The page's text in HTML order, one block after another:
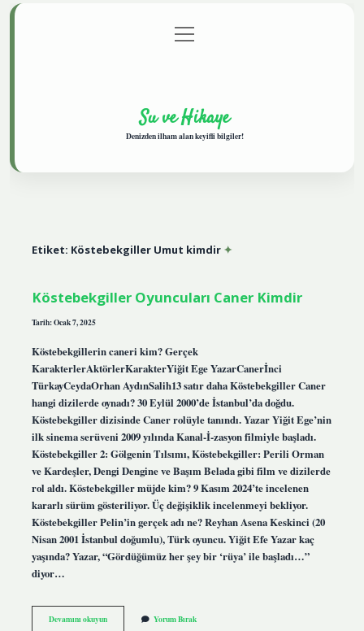
Gizlilik Politikası
menüyü
aç
Su ve Hikaye
Denizden ilham alan keyifli bilgiler!
Etiket: Köstebekgiller Umut kimdir
Köstebekgiller Oyuncuları Caner Kimdir
Tarih: Ocak 7, 2025
Köstebekgillerin caneri kim? Gerçek
KarakterlerAktörlerKarakterYiğit Ege YazarCanerİnci
TürkayCeydaOrhan AydınSalih13 satır daha Köstebekgiller Caner
hangi dizilerde oynadı? 30 Eylül 2000’de İstanbul’da doğdu.
Köstebekgiller dizisinde Caner rolüyle tanındı. Yazar Yiğit Ege’nin
ilk sinema serüveni 2009 yılında Kanal-İ-zasyon filmiyle başladı.
Köstebekgiller 2: Gölgenin Tılsımı, Köstebekgiller: Perili Orman
ve Kardeşler, Dengi Dengine ve Başım Belada gibi film ve dizilerde
rol aldı. Köstebekgiller müjde kim? 9 Kasım 2024’te incelenen
kararlı sürüm gösteriliyor. Üç değişiklik incelenmeyi bekliyor.
Köstebekgiller Pelin’in gerçek adı ne? Reyhan Asena Keskinci (20
Nisan 2001 İstanbul doğumlu), Türk oyuncu. Yiğit Efe Yazar kaç
yaşında? Yazar, “Gördüğümüz her şey bir ‘rüya’ ile başladı…”
diyor…
Devamını okuyunKöstebekgillerYorum Bırak